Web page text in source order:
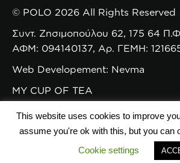
© POLO 2026 All Rights Reserved
Συντ. Ζησιμοπούλου 62, 175 64
ΑΦΜ: 094140137, Αρ. ΓΕΜΗ:
Web Developement: Nevma
MY CUP OF TEA
This website uses cookies to improve
assume you're ok with this, but you can
Cookie settings